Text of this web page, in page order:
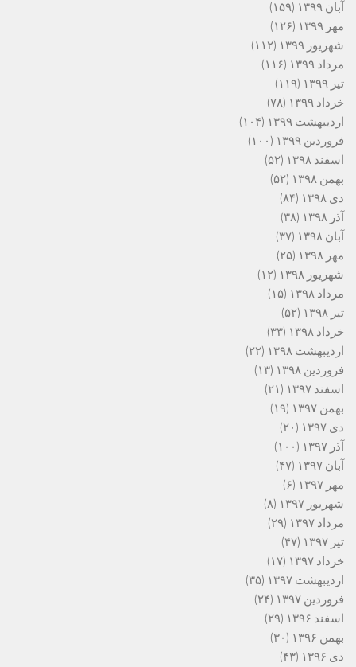
آبان ۱۳۹۹
(۱۵۹)
مهر ۱۳۹۹
(۱۲۶)
شهریور ۱۳۹۹
(۱۱۲)
مرداد ۱۳۹۹
(۱۱۶)
تیر ۱۳۹۹
(۱۱۹)
خرداد ۱۳۹۹
(۷۸)
اردیبهشت ۱۳۹۹
(۱۰۴)
فروردین ۱۳۹۹
(۱۰۰)
اسفند ۱۳۹۸
(۵۲)
بهمن ۱۳۹۸
(۵۲)
دی ۱۳۹۸
(۸۴)
آذر ۱۳۹۸
(۳۸)
آبان ۱۳۹۸
(۳۷)
مهر ۱۳۹۸
(۲۵)
شهریور ۱۳۹۸
(۱۲)
مرداد ۱۳۹۸
(۱۵)
تیر ۱۳۹۸
(۵۲)
خرداد ۱۳۹۸
(۳۳)
اردیبهشت ۱۳۹۸
(۲۲)
فروردین ۱۳۹۸
(۱۳)
اسفند ۱۳۹۷
(۲۱)
بهمن ۱۳۹۷
(۱۹)
دی ۱۳۹۷
(۲۰)
آذر ۱۳۹۷
(۱۰۰)
آبان ۱۳۹۷
(۴۷)
مهر ۱۳۹۷
(۶)
شهریور ۱۳۹۷
(۸)
مرداد ۱۳۹۷
(۲۹)
تیر ۱۳۹۷
(۴۷)
خرداد ۱۳۹۷
(۱۷)
اردیبهشت ۱۳۹۷
(۳۵)
فروردین ۱۳۹۷
(۲۴)
اسفند ۱۳۹۶
(۲۹)
بهمن ۱۳۹۶
(۳۰)
دی ۱۳۹۶
(۴۳)